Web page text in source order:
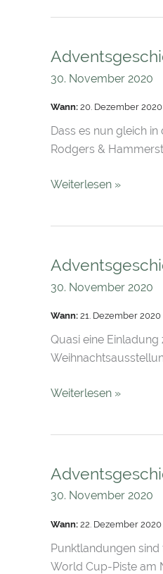
30. November 2020
Wann: 20. Dezember
Dass es nun gleich
Rodgers &
Adventsgeschichten
digital
Kathrin
Kondaurow
Weiterlesen »
30. November 2020
Wann: 21. Dezember
Quasi eine
Adventsgeschichten
digital
Elke
Birninger
Weiterlesen »
30. November 2020
Wann: 22. Dezember
Punktlandungen
World Cup-Piste am
Adventsgeschichten
digital
Michael
Rösch